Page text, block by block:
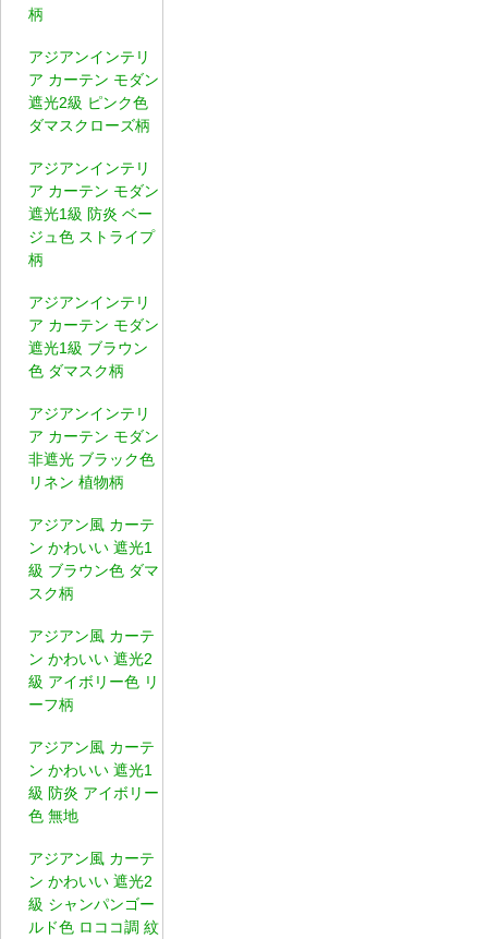
柄
アジアンインテリ
ア カーテン モダン
遮光2級 ピンク色
ダマスクローズ柄
アジアンインテリ
ア カーテン モダン
遮光1級 防炎 ベー
ジュ色 ストライプ
柄
アジアンインテリ
ア カーテン モダン
遮光1級 ブラウン
色 ダマスク柄
アジアンインテリ
ア カーテン モダン
非遮光 ブラック色
リネン 植物柄
アジアン風 カーテ
ン かわいい 遮光1
級 ブラウン色 ダマ
スク柄
アジアン風 カーテ
ン かわいい 遮光2
級 アイボリー色 リ
ーフ柄
アジアン風 カーテ
ン かわいい 遮光1
級 防炎 アイボリー
色 無地
アジアン風 カーテ
ン かわいい 遮光2
級 シャンパンゴー
ルド色 ロココ調 紋